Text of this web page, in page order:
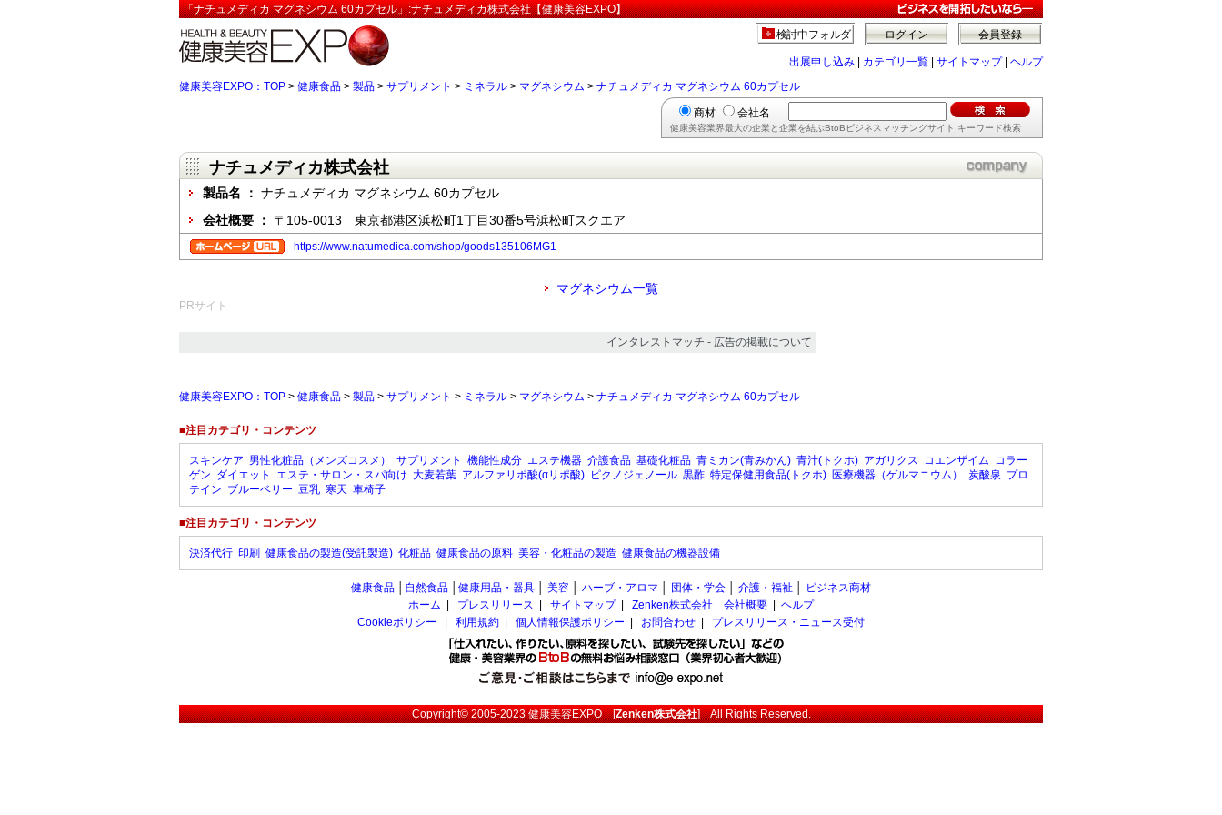
「ナチュメディカ マグネシウム 60カプセル」:ナチュメディカ株式会社【健康美容EXPO】
会員登録
ログイン
検討中フォルダ
出展申し込み カテゴリ一覧 サイトマップ| ヘルプ
健康美容EXPO：TOP > 健康食品 > 製品 > サプリメント > ミネラル > マグネシウム > ナチュメディカ マグネシウム 60カプセル
商材 会社名
健康美容業界最大の企業と企業を結ぶBtoBビジネスマッチングサイト キーワード検索
ナチュメディカ株式会社
製品名 ： ナチュメディカ マグネシウム 60カプセル
会社概要 ： 〒105-0013 東京都港区浜松町1丁目30番5号浜松町スクエア
https://www.natumedica.com/shop/goods135106MG1
マグネシウム一覧
PRサイト
インタレストマッチ - 広告の掲載について
健康美容EXPO：TOP > 健康食品 > 製品 > サプリメント > ミネラル > マグネシウム > ナチュメディカ マグネシウム 60カプセル
■注目カテゴリ・コンテンツ
スキンケア 男性化粧品（メンズコスメ） サプリメント 機能性成分 エステ機器 介護食品 基礎化粧品 青ミカン(青みかん) 青汁(トクホ) アガリクス コエンザイム コラー
ゲン ダイエット エステ・サロン・スパ向け 大麦若葉 アルファリポ酸(αリポ酸) ピクノジェノール 黒酢 特定保健用食品(トクホ) 医療機器（ゲルマニウム） 炭酸泉 プロ
テイン ブルーベリー 豆乳 寒天 車椅子
■注目カテゴリ・コンテンツ
決済代行 印刷 健康食品の製造(受託製造) 化粧品 健康食品の原料 美容・化粧品の製造 健康食品の機器設備
健康食品 自然食品 健康用品・器具 美容 ハーブ・アロマ 団体・学会 介護・福祉
ビジネス商材
ホーム
プレスリリース サイトマップ| Zenken株式会社 会社概要
ヘルプ
Cookieポリシー
利用規約 個人情報保護ポリシー お問合わせ プレスリリース・ニュース受付
Copyright© 2005-2023健康美容EXPO[Zenken株式会社] All Rights Reserved.